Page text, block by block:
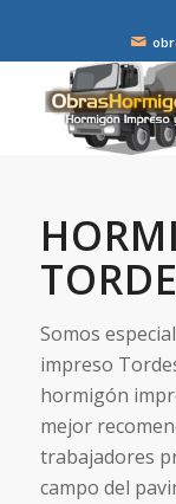
Somos
impreso
hormigón
mejor
trabajadores
campo del